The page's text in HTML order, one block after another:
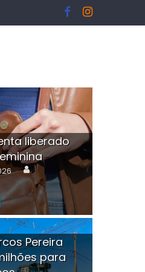
é
liberado
Author
Pereira
para